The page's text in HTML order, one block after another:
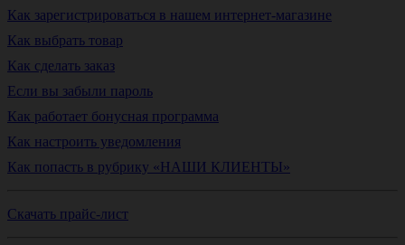
Как зарегистрироваться в нашем интернет-магазине
Как выбрать товар
Как сделать заказ
Если вы забыли пароль
Как работает бонусная программа
Как настроить уведомления
Как попасть в рубрику «НАШИ КЛИЕНТЫ»
Скачать прайс-лист